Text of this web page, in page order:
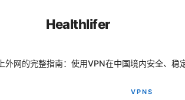
Healthlifer
上外网的完整指南：使用VPN在中国境内安全、
VPNS